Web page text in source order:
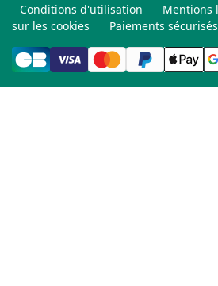
Conditions d'utilisation Mentions
sur les cookies
Paiements sécurisés